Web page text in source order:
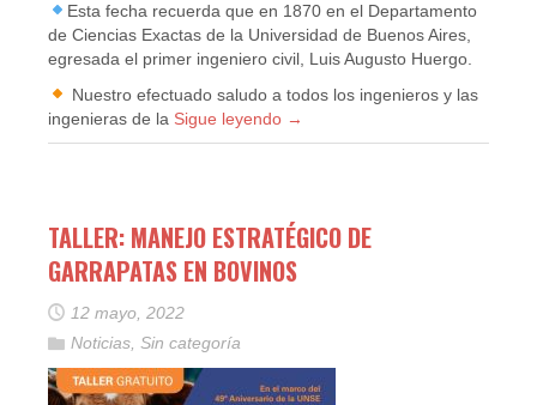
Esta fecha recuerda que en 1870 en el Departamento
de Ciencias Exactas de la Universidad de Buenos Aires,
egresada el primer ingeniero civil, Luis Augusto Huergo.
Nuestro efectuado saludo a todos los ingenieros y las
ingenieras de la Sigue leyendo →
TALLER: MANEJO ESTRATÉGICO DE
GARRAPATAS EN BOVINOS
12 mayo, 2022
Noticias, Sin categoría